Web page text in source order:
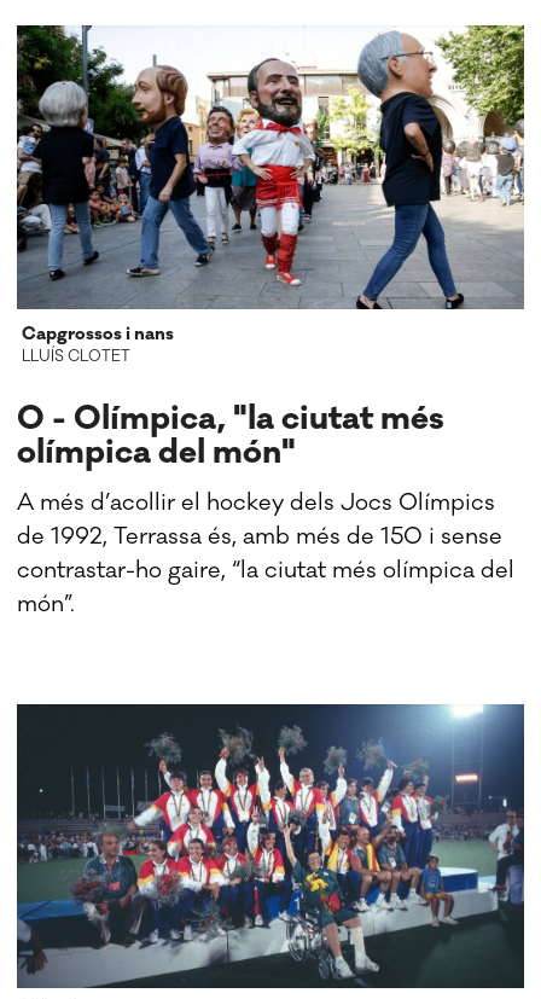
Capgrossos i nans
LLUÍS CLOTET
O - Olímpica, "la ciutat més
olímpica del món"
A més d’acollir el hockey dels Jocs Olímpics
de 1992, Terrassa és, amb més de 150 i sense
contrastar-ho gaire, “la ciutat més olímpica del
món”.